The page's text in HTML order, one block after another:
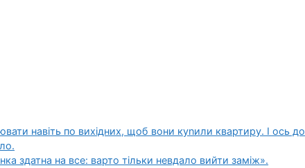
навіть по вихідних, щоб вони куnили квартиру. І ось до
здатна на все: варто тільки невдало вийти заміж».